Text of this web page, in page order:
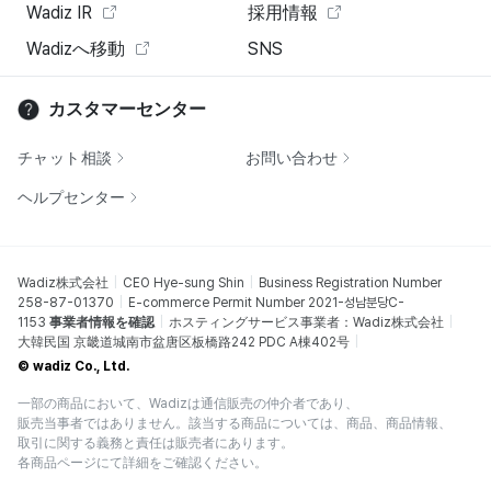
Wadiz IR
採用情報
Wadizへ移動
SNS
カスタマーセンター
チャット相談 お問い合わせ
ヘルプセンター
Wadiz株式会社 CEO Hye-sung Shin
Business Registration Number
258-87-01370
E-commerce Permit Number 2021-성남분당C-
1153 事業者情報を確認
ホスティングサービス事業者：Wadiz株式会社
大韓民国 京畿道城南市盆唐区板橋路242 PDC A棟402号
© wadiz Co., Ltd.
一部の商品において、Wadizは通信販売の仲介者であり、
販売当事者ではありません。該当する商品については、商品、商品情報、
取引に関する義務と責任は販売者にあります。
各商品ページにて詳細をご確認ください。